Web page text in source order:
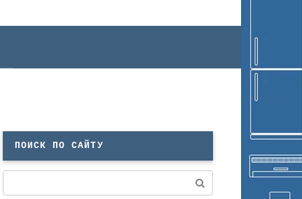
ПОИСК ПО САЙТУ